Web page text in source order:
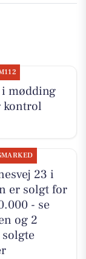
mødding
kontrol
23 i
er solgt for
- se
og 2